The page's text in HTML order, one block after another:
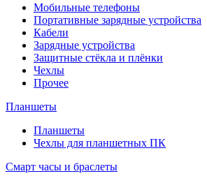
Мобильные телефоны
Портативные зарядные устройства
Кабели
Зарядные устройства
Защитные стёкла и плёнки
Чехлы
Прочее
Планшеты
Планшеты
Чехлы для планшетных ПК
Смарт часы и браслеты